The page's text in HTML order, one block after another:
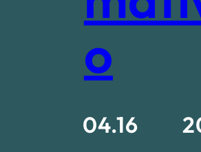
o
04.16